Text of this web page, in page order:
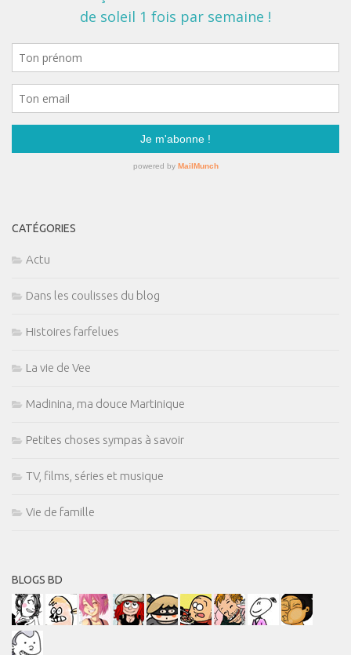
CATÉGORIES
Actu
Dans les coulisses du blog
Histoires farfelues
La vie de Vee
Madinina, ma douce Martinique
Petites choses sympas à savoir
TV, films, séries et musique
Vie de famille
BLOGS BD